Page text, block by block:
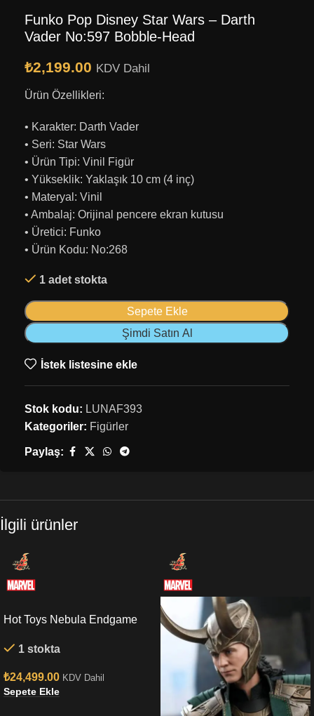
Funko Pop Disney Star Wars – Darth
Vader No:597 Bobble-Head
₺2,199.00 KDV Dahil
Ürün Özellikleri:
• Karakter: Darth Vader
• Seri: Star Wars
• Ürün Tipi: Vinil Figür
• Yükseklik: Yaklaşık 10 cm (4 inç)
• Materyal: Vinil
• Ambalaj: Orijinal pencere ekran kutusu
• Üretici: Funko
• Ürün Kodu: No:268
1 adet stokta
Sepete Ekle
Şimdi Satın Al
İstek listesine ekle
Stok kodu: LUNAF393
Kategoriler: Figürler
Paylaş:
İlgili ürünler
Hot Toys Nebula Endgame
1 stokta
₺24,499.00 KDV Dahil
Sepete Ekle